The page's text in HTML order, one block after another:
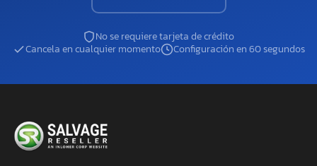
No se requiere tarjeta de crédito
Cancela en cualquier momento
Configuración en 60 segundos